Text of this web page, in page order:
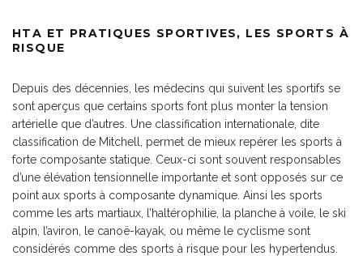
HTA ET PRATIQUES SPORTIVES, LES SPORTS À
RISQUE
Depuis des décennies, les médecins qui suivent les sportifs se
sont aperçus que certains sports font plus monter la tension
artérielle que d’autres. Une classification internationale, dite
classification de Mitchell, permet de mieux repérer les sports à
forte composante statique. Ceux-ci sont souvent responsables
d’une élévation tensionnelle importante et sont opposés sur ce
point aux sports à composante dynamique. Ainsi les sports
comme les arts martiaux, l’haltérophilie, la planche à voile, le ski
alpin, l’aviron, le canoë-kayak, ou même le cyclisme sont
considérés comme des sports à risque pour les hypertendus.